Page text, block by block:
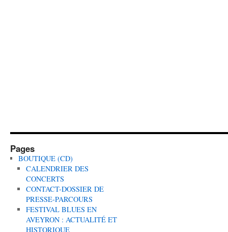
Pages
BOUTIQUE (CD)
CALENDRIER DES
CONCERTS
CONTACT-DOSSIER DE
PRESSE-PARCOURS
FESTIVAL BLUES EN
AVEYRON : ACTUALITÉ ET
HISTORIQUE